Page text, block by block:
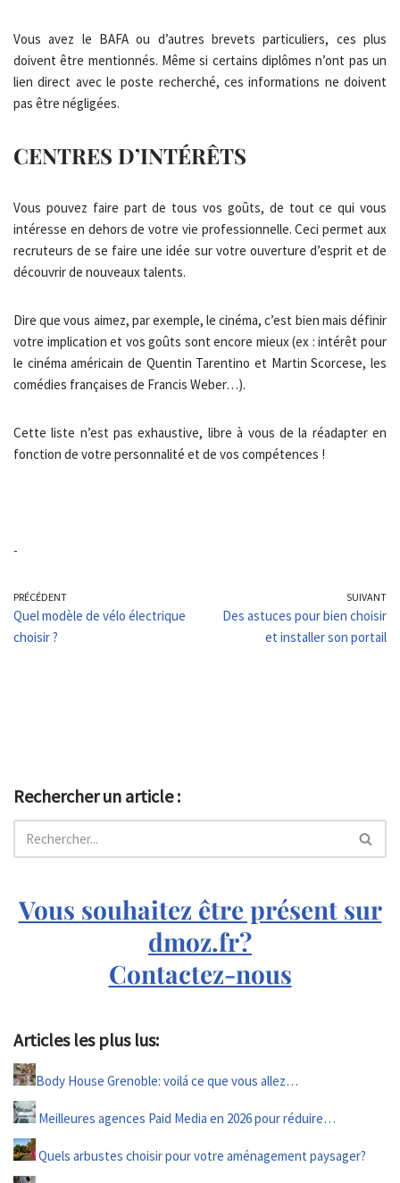
Vous avez le BAFA ou d’autres brevets particuliers, ces plus
doivent être mentionnés. Même si certains diplômes n’ont pas un
lien direct avec le poste recherché, ces informations ne doivent
pas être négligées.
CENTRES D’INTÉRÊTS
Vous pouvez faire part de tous vos goûts, de tout ce qui vous
intéresse en dehors de votre vie professionnelle. Ceci permet aux
recruteurs de se faire une idée sur votre ouverture d’esprit et de
découvrir de nouveaux talents.
Dire que vous aimez, par exemple, le cinéma, c’est bien mais définir
votre implication et vos goûts sont encore mieux (ex : intérêt pour
le cinéma américain de Quentin Tarentino et Martin Scorcese, les
comédies françaises de Francis Weber…).
Cette liste n’est pas exhaustive, libre à vous de la réadapter en
fonction de votre personnalité et de vos compétences !
-
PRÉCÉDENT
Quel modèle de vélo électrique
choisir ?
SUIVANT
Des astuces pour bien choisir
et installer son portail
Rechercher un article :
Vous souhaitez être présent sur
dmoz.fr?
Contactez-nous
Articles les plus lus:
Body House Grenoble: voilá ce que vous allez…
Meilleures agences Paid Media en 2026 pour réduire…
Quels arbustes choisir pour votre aménagement paysager?